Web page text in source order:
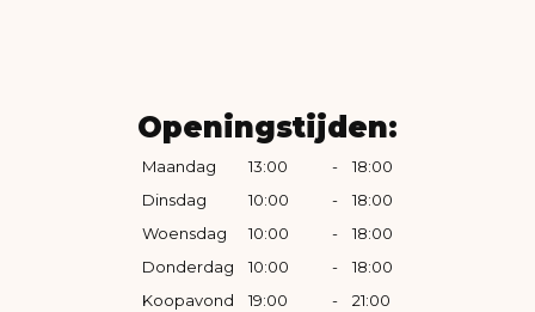
Openingstijden:
Maandag 13:00 -
18:00
Dinsdag
10:00 -
18:00
Woensdag
10:00 -
18:00
Donderdag
10:00 -
18:00
Koopavond
19:00 -
21:00